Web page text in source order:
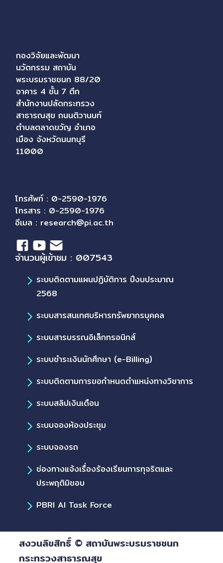
กองวิจัยและพัฒนา
นวัตกรรม สถาบัน
พระบรมราชชนก 88/20
อาคาร 4 ชั้น 7 ตึก
สำนักงานปลัดกระทรวง
สาธารณสุข ถนนติวานนท์
ตำบลตลาดขวัญ อำเภอ
เมือง จังหวัดนนทบุรี
11000
โทรศัพท์ : 0-2590-1976
โทรสาร : 0-2590-1976
อีเมล : research@pi.ac.th
จำนวนผู้เข้าชม : 007543
ระบบติดตามแผนปฏิบัติการ ปีงบประมาณ
2568
ระบบสารสนเทศบริหารทรัพยากรบุคคล
ระบบสารบรรณอิเล็กทรอนิกส์
ระบบชำระเงินนักศึกษา (e-Billing)
ระบบติดตามการขอกำหนดตำแหน่งทางวิชาการ
ระบบสลิปเงินเดือน
ระบบจองห้องประชุม
ระบบจองรถ
ช่องทางแจ้งเรื่องร้องเรียนการทุจริตและ
ประพฤติมิชอบ
PBRI AI Task Force
สงวนลิขสิทธิ์ © สถาบันพระบรมราชชนก
กระทรวงสาธารณสุข